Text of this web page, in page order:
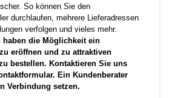
So können Sie den
durchlaufen, mehrere Lieferadressen
verfolgen und vieles mehr.
haben die Möglichkeit ein
eröffnen und zu attraktiven
bestellen. Kontaktieren Sie uns
Ein Kundenberater
Verbindung setzen.